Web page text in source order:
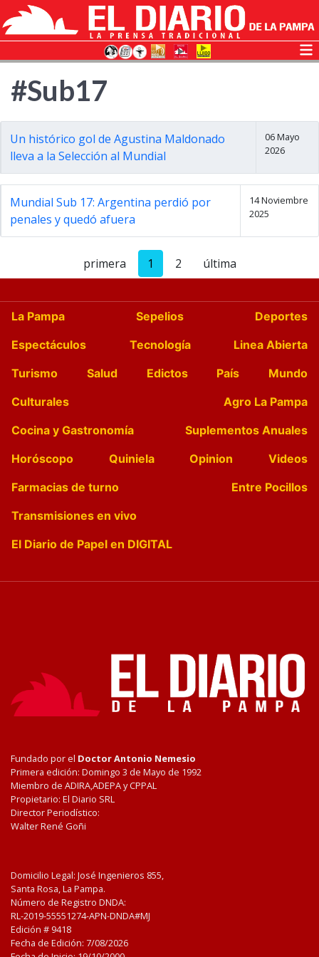
#Sub17
Un histórico gol de Agustina Maldonado
lleva a la Selección al Mundial
06 Mayo
2026
Mundial Sub 17: Argentina perdió por
penales y quedó afuera
14 Noviembre
2025
primera 1 2 última
La Pampa Sepelios
Deportes
Espectáculos
Tecnología
Linea Abierta
Turismo
Salud Edictos País
Mundo
Culturales
Agro La Pampa
Cocina y Gastronomía
Suplementos Anuales
Horóscopo
Quiniela Opinion
Videos
Farmacias de turno
Entre Pocillos
Transmisiones en vivo
El Diario de Papel en DIGITAL
Fundado por el Doctor Antonio Nemesio
Primera edición: Domingo 3 de Mayo de 1992
Miembro de ADIRA,ADEPA y CPPAL
Propietario: El Diario SRL
Director Periodístico:
Walter René Goñi
Domicilio Legal: José Ingenieros 855,
Santa Rosa, La Pampa.
Número de Registro DNDA:
RL-2019-55551274-APN-DNDA#MJ
Edición # 9418
Fecha de Edición: 7/08/2026